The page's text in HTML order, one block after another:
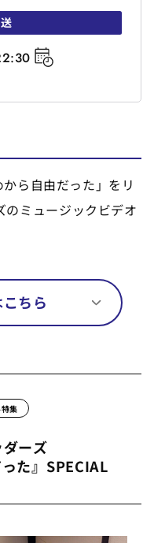
ら自由だった」をリ
のミュージックビデオ
ちら
集
ーズ
た』SPECIAL